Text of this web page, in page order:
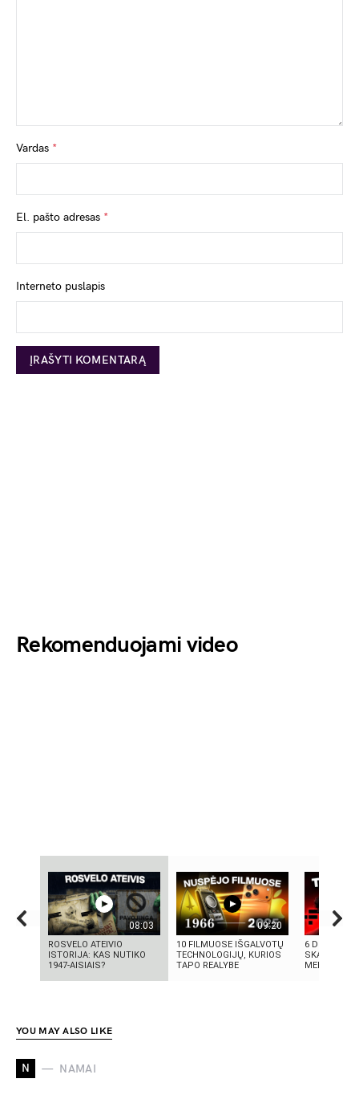
Vardas *
El. pašto adresas *
Interneto puslapis
Rekomenduojami video
08:03
ROSVELO ATEIVIO
ISTORIJA: KAS NUTIKO
1947-AISIAIS?
09:20
10 FILMUOSE IŠGALVOTŲ
TECHNOLOGIJŲ, KURIOS
TAPO REALYBE
6 DIDŽIAUSI
SKANDALAI:
MELAI IR
YOU MAY ALSO LIKE
N NAMAI